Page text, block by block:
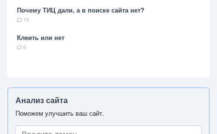
Почему ТИЦ дали, а в поиске сайта нет?
14
Клеить или нет
6
Анализ сайта
Поможем улучшить ваш сайт.